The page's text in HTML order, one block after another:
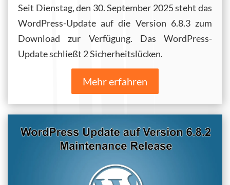
Seit Dienstag, den 30. September 2025 steht das
WordPress-Update auf die Version 6.8.3 zum
Download zur Verfügung. Das WordPress-
Update schließt 2 Sicherheitslücken.
Mehr erfahren